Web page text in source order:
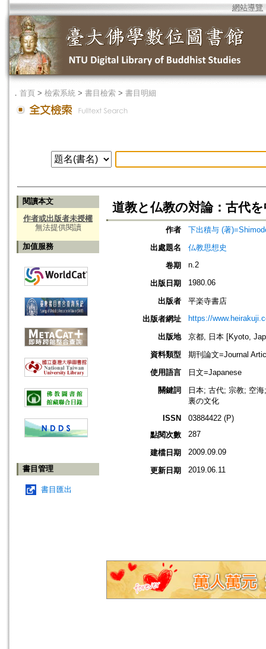
網站導覽
． 首頁 > 檢索系統 > 書目檢索 > 書目明細
閱讀本文
作者或出版者未授權
無法提供閱讀
加值服務
書目管理
書目匯出
道教と仏教の対論：古代
作者
下出積与 (著
出處題名
仏教思想史
卷期
n.2
出版日期 1980.06
出版者
平楽寺書店
出版者網址
https://
出版地
京都, 日本 [Kyoto,
資料類型
期刊論文=Journal
使用語言
日文=Japanese
關鍵詞
日本; 古代; 宗教; 空
裏の文化
ISSN
03884422 (P)
點閱次數
287
建檔日期 2009.09.09
更新日期 2019.06.11